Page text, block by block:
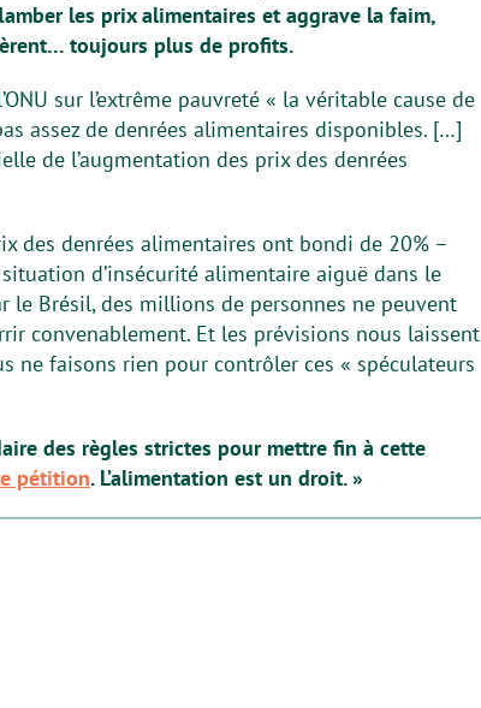
les prix alimentaires et aggrave la faim,
toujours plus de profits.
sur l’extrême pauvreté « la véritable cause de
assez de denrées alimentaires disponibles. […]
de l’augmentation des prix des denrées
des denrées alimentaires ont bondi de 20% –
d’insécurité alimentaire aiguë dans le
le Brésil, des millions de personnes ne peuvent
convenablement. Et les prévisions nous laissent
ne faisons rien pour contrôler ces « spéculateurs
des règles strictes pour mettre fin à cette
pétition. L’alimentation est un droit. »